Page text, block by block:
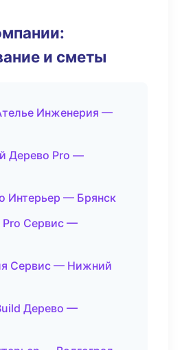
и сметы
Инженерия —
Дерево Pro —
Интерьер — Брянск
Pro Сервис —
Сервис — Нижний
Дерево —